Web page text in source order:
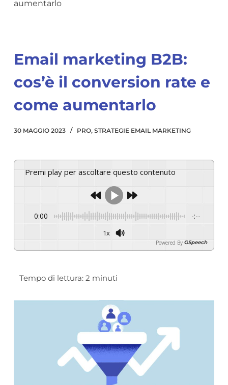
aumentarlo
Email marketing B2B:
cos’è il conversion rate e
come aumentarlo
30 MAGGIO 2023 PRO, STRATEGIE EMAIL MARKETING
Premi play per ascoltare questo contenuto
0:00 -:--
1x
Powered By GSpeech